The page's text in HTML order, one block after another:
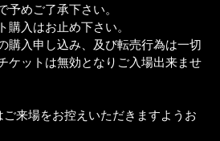
予めご了承下さい。
購入はお止め下さい。
購入申し込み、及び転売行為は一切
ケットは無効となりご入場出来ませ
来場をお控えいただきますようお